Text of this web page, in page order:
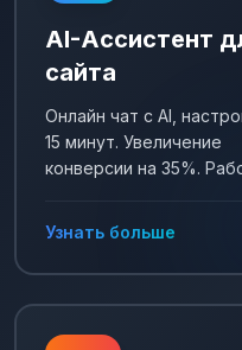
AI-Ассистент
сайта
Онлайн чат с AI,
15 минут. Увеличение
конверсии на 35%.
Узнать больше